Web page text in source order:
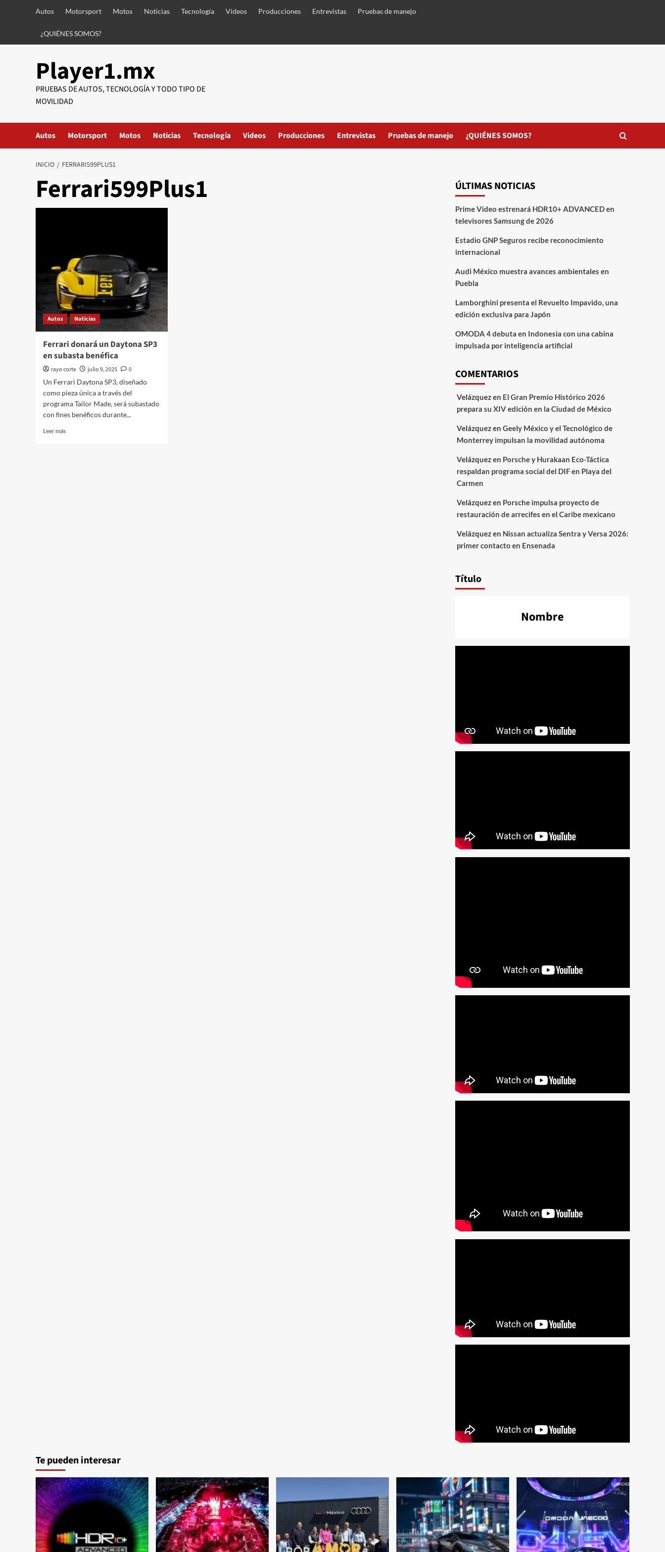
Autos Motorsport Motos Noticias Tecnología Videos Producciones Entrevistas Pruebas de manejo
¿QUIÉNES SOMOS?
Player1.mx
PRUEBAS DE AUTOS, TECNOLOGÍA Y TODO TIPO DE
MOVILIDAD
Autos Motorsport Motos Noticias Tecnología Videos Producciones Entrevistas Pruebas de manejo ¿QUIÉNES SOMOS?
INICIO FERRARI599PLUS1
Ferrari599Plus1
Autos Noticias
Ferrari donará un Daytona SP3
en subasta benéfica
rayo corte julio 9, 2025
0
Un Ferrari Daytona SP3, diseñado
como pieza única a través del
programa Tailor Made, será subastado
con fines benéficos durante...
Leer másLeer
ÚLTIMAS NOTICIAS
Prime Video estrenará HDR10+ ADVANCED en
televisores Samsung de 2026
Estadio GNP Seguros recibe reconocimiento
internacional
Audi México muestra avances ambientales en
Puebla
Lamborghini presenta el Revuelto Impavido, una
edición exclusiva para Japón
OMODA 4 debuta en Indonesia con una cabina
impulsada por inteligencia artificial
COMENTARIOS
Velázquezen El Gran Premio Histórico 2026
prepara su XIV edición en la Ciudad de México
Velázquezen Geely México y el Tecnológico de
Monterrey impulsan la movilidad autónoma
Velázquezen Porsche y Hurakaan Eco-Táctica
respaldan programa social del DIF en Playa del
Carmen
Velázquezen Porsche impulsa proyecto de
restauración de arrecifes en el Caribe mexicano
Velázquezen Nissan actualiza Sentra y Versa 2026:
primer contacto en Ensenada
Título
Nombre
Te pueden interesar